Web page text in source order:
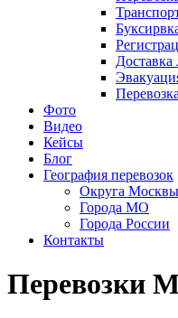
Фото
Видео
Кейсы
Блог
География перевозок
Округа Москвы
Города МО
Города России
Контакты
Перевозки